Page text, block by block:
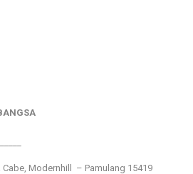
Cabe, Modernhill – Pamulang 15419